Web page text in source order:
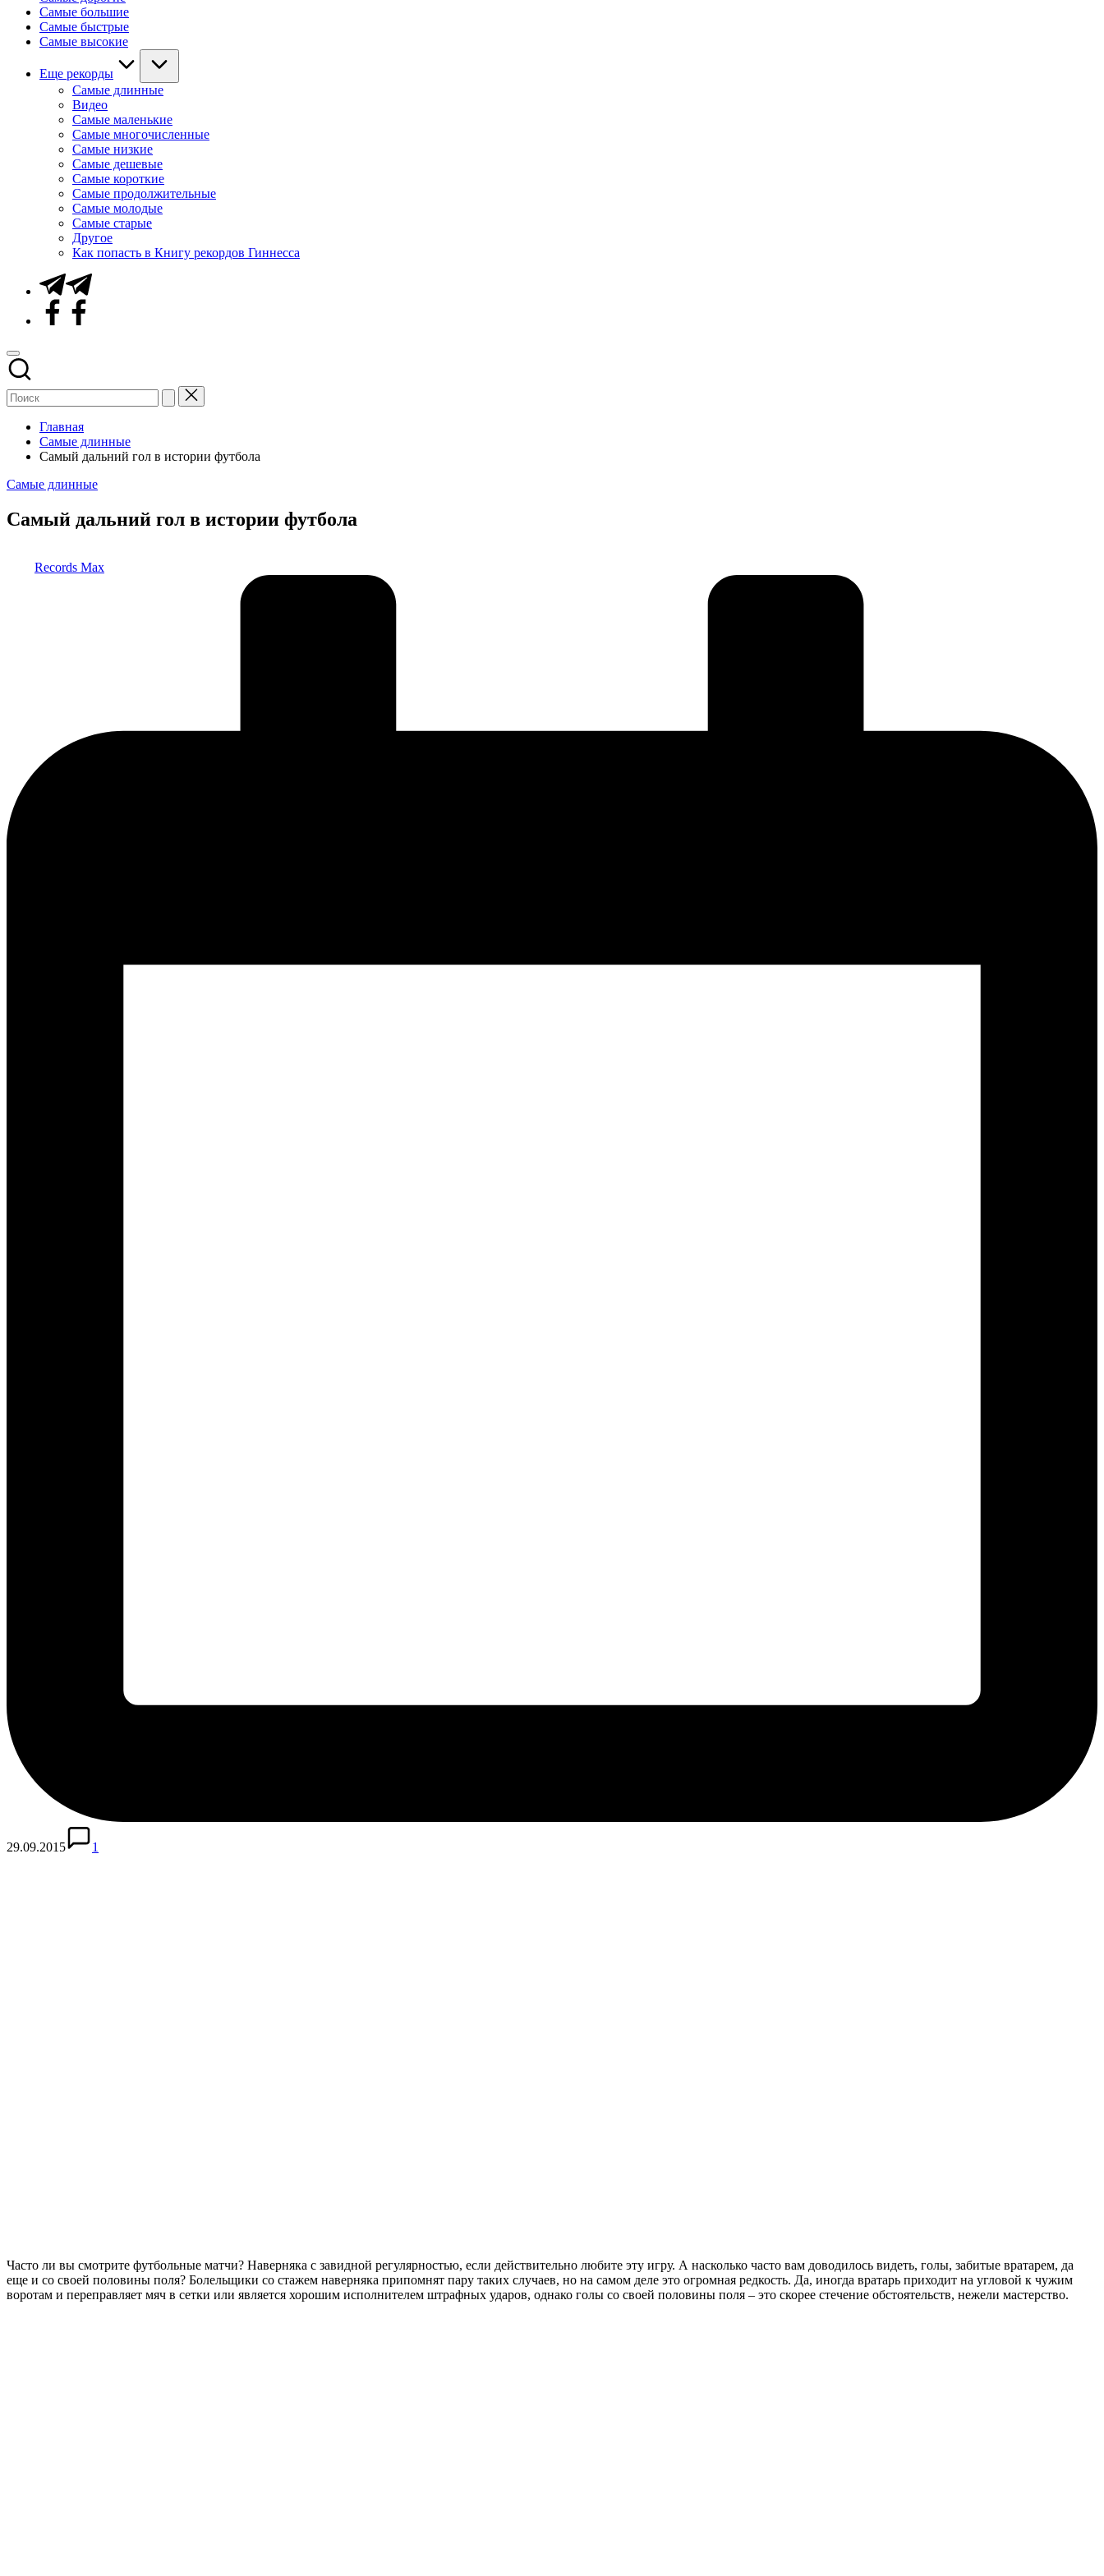
Самые большие
Самые быстрые
Самые высокие
Еще рекорды
Самые длинные
Видео
Самые маленькие
Самые многочисленные
Самые низкие
Самые дешевые
Самые короткие
Самые продолжительные
Самые молодые
Самые старые
Другое
Как попасть в Книгу рекордов Гиннесса
Telegram
Facebook
Главная
Самые длинные
Самый дальний гол в истории футбола
Опубликовано
Самые длинные
Самый дальний гол в истории футбола
Records Max
29.09.2015 1
Часто ли вы смотрите футбольные матчи? Наверняка с завидной регулярностью, если действительно любите эту игру. А насколько часто вам доводилось видеть, голы, забитые вратарем, да
еще и со своей половины поля? Болельщики со стажем наверняка припомнят пару таких случаев, но на самом деле это огромная редкость. Да, иногда вратарь приходит на угловой к чужим
воротам и переправляет мяч в сетки или является хорошим исполнителем штрафных ударов, однако голы со своей половины поля – это скорее стечение обстоятельств, нежели мастерство.